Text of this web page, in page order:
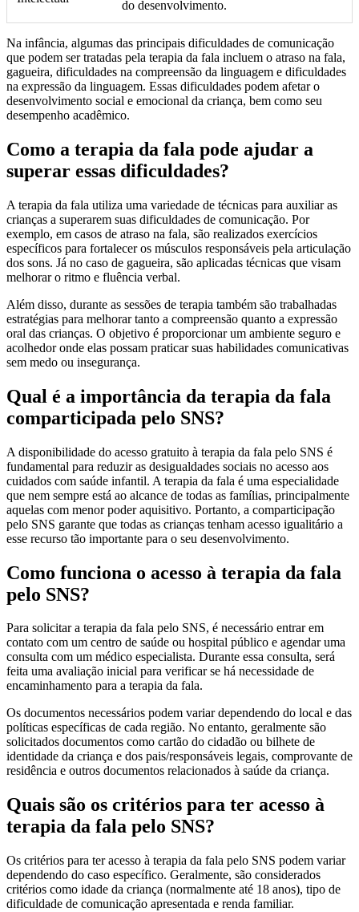
do desenvolvimento.
Na infância, algumas das principais dificuldades de comunicação
que podem ser tratadas pela terapia da fala incluem o atraso na fala,
gagueira, dificuldades na compreensão da linguagem e dificuldades
na expressão da linguagem. Essas dificuldades podem afetar o
desenvolvimento social e emocional da criança, bem como seu
desempenho acadêmico.
Como a terapia da fala pode ajudar a
superar essas dificuldades?
A terapia da fala utiliza uma variedade de técnicas para auxiliar as
crianças a superarem suas dificuldades de comunicação. Por
exemplo, em casos de atraso na fala, são realizados exercícios
específicos para fortalecer os músculos responsáveis pela articulação
dos sons. Já no caso de gagueira, são aplicadas técnicas que visam
melhorar o ritmo e fluência verbal.
Além disso, durante as sessões de terapia também são trabalhadas
estratégias para melhorar tanto a compreensão quanto a expressão
oral das crianças. O objetivo é proporcionar um ambiente seguro e
acolhedor onde elas possam praticar suas habilidades comunicativas
sem medo ou insegurança.
Qual é a importância da terapia da fala
comparticipada pelo SNS?
A disponibilidade do acesso gratuito à terapia da fala pelo SNS é
fundamental para reduzir as desigualdades sociais no acesso aos
cuidados com saúde infantil. A terapia da fala é uma especialidade
que nem sempre está ao alcance de todas as famílias, principalmente
aquelas com menor poder aquisitivo. Portanto, a comparticipação
pelo SNS garante que todas as crianças tenham acesso igualitário a
esse recurso tão importante para o seu desenvolvimento.
Como funciona o acesso à terapia da fala
pelo SNS?
Para solicitar a terapia da fala pelo SNS, é necessário entrar em
contato com um centro de saúde ou hospital público e agendar uma
consulta com um médico especialista. Durante essa consulta, será
feita uma avaliação inicial para verificar se há necessidade de
encaminhamento para a terapia da fala.
Os documentos necessários podem variar dependendo do local e das
políticas específicas de cada região. No entanto, geralmente são
solicitados documentos como cartão do cidadão ou bilhete de
identidade da criança e dos pais/responsáveis legais, comprovante de
residência e outros documentos relacionados à saúde da criança.
Quais são os critérios para ter acesso à
terapia da fala pelo SNS?
Os critérios para ter acesso à terapia da fala pelo SNS podem variar
dependendo do caso específico. Geralmente, são considerados
critérios como idade da criança (normalmente até 18 anos), tipo de
dificuldade de comunicação apresentada e renda familiar.